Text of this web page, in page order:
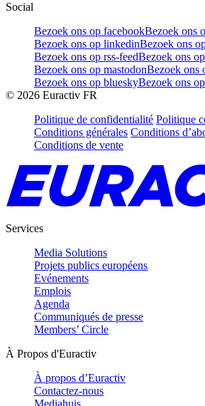
Social
Bezoek ons op facebookBezoek ons
Bezoek ons op linkedinBezoek ons
Bezoek ons op rss-feedBezoek ons
Bezoek ons op mastodonBezoek ons
Bezoek ons op blueskyBezoek ons
© 2026 Euractiv FR
Politique de confidentialité Politique
Conditions générales Conditions
Conditions de vente
Services
Media Solutions
Projets publics européens
Evénements
Emplois
Agenda
Communiqués de presse
Members’ Circle
À Propos d'Euractiv
À propos d’Euractiv
Contactez-nous